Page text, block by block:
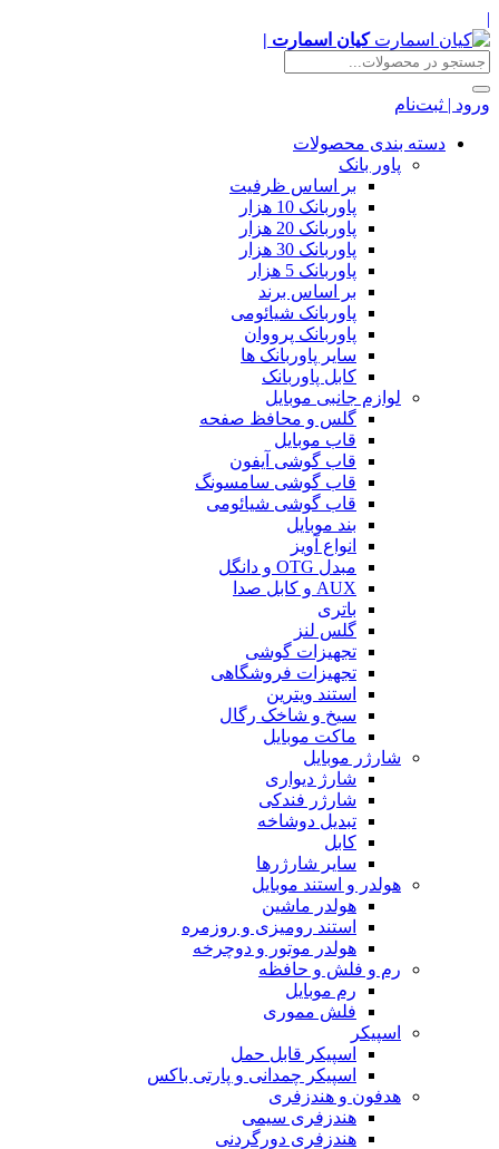
|
کیان اسمارت |
ورود | ثبت‌نام
دسته بندی محصولات
پاور بانک
بر اساس ظرفیت
پاوربانک 10 هزار
پاوربانک 20 هزار
پاوربانک 30 هزار
پاوربانک 5 هزار
بر اساس برند
پاوربانک شیائومی
پاوربانک پرووان
سایر پاوربانک ها
کابل پاوربانک
لوازم جانبی موبایل
گلس و محافظ صفحه
قاب موبایل
قاب گوشی آیفون
قاب گوشی سامسونگ
قاب گوشی شیائومی
بند موبایل
انواع آویز
مبدل OTG و دانگل
AUX و کابل صدا
باتری
گلس لنز
تجهیزات گوشی
تجهیزات فروشگاهی
استند ویترین
سیخ و شاخک رگال
ماکت موبایل
شارژر موبایل
شارژ دیواری
شارژر فندکی
تبدیل دوشاخه
کابل
سایر شارژرها
هولدر و استند موبایل
هولدر ماشین
استند رومیزی و روزمره
هولدر موتور و دوچرخه
رم و فلش و حافظه
رم موبایل
فلش مموری
اسپیکر
اسپیکر قابل حمل
اسپیکر چمدانی و پارتی باکس
هدفون و هندزفری
هندزفری سیمی
هندزفری دورگردنی